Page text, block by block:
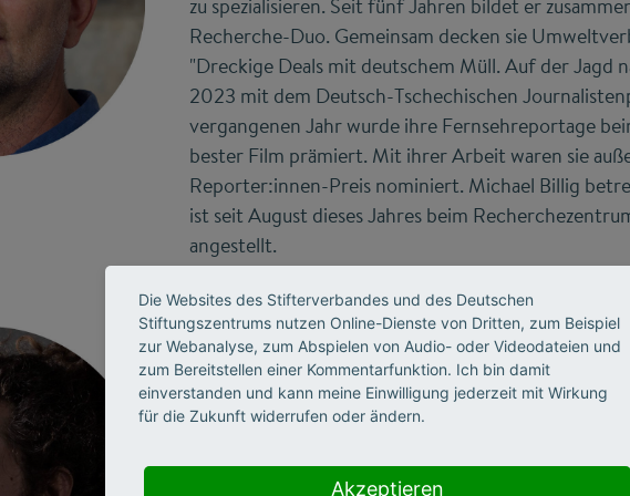
zu spezialisieren. Seit fünf Jahren bildet er
Recherche-Duo. Gemeinsam decken sie
"Dreckige Deals mit deutschem Müll. Auf der Jagd
2023 mit dem Deutsch-Tschechischen
vergangenen Jahr wurde ihre Fernsehreportage
bester Film prämiert. Mit ihrer Arbeit waren sie
Reporter:innen-Preis nominiert. Michael Billig
ist seit August dieses Jahres beim
angestellt.
Marius Münstermann, Jahrgang 1989, arbeitet als
gemeinnützige Medienhaus CORRECTIV. Dort
Projekt CORRECTIV.Europe vor allem den Abriss-
und Bürgern dokumentiert das Projekt den
thematisierten Abriss von Gebäuden. Ausgehend
Die Websites des Stifterverbandes und des Deutschen
Stiftungszentrums nutzen Online-Dienste von Dritten, zum Beispiel
zur Webanalyse, zum Abspielen von Audio- oder Videodateien und
zum Bereitstellen einer Kommentarfunktion. Ich bin damit
einverstanden und kann meine Einwilligung jederzeit mit Wirkung
für die Zukunft widerrufen oder ändern.
Akzeptieren